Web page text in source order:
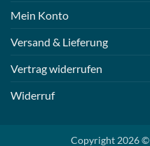
Mein Konto
Versand & Lieferung
Vertrag widerrufen
Widerruf
Copyright 2026 ©